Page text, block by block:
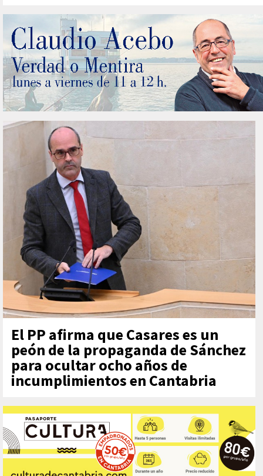
El PP afirma que Casares es un
peón de la propaganda de Sánchez
para ocultar ocho años de
incumplimientos en Cantabria